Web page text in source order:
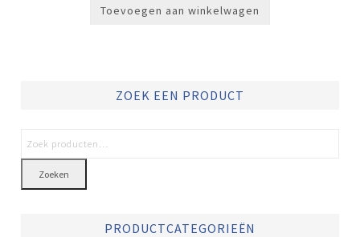
Toevoegen aan winkelwagen
ZOEK EEN PRODUCT
Zoeken
PRODUCTCATEGORIEËN